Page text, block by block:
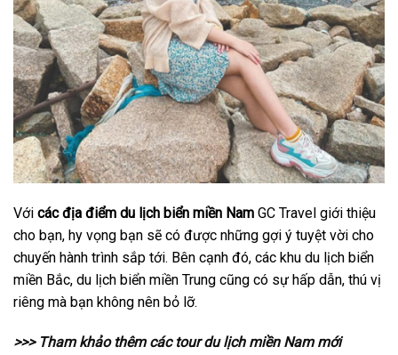
Với các địa điểm du lịch biển miền Nam GC Travel giới thiệu
cho bạn, hy vọng bạn sẽ có được những gợi ý tuyệt vời cho
chuyến hành trình sắp tới. Bên cạnh đó, các khu du lịch biển
miền Bắc, du lịch biển miền Trung cũng có sự hấp dẫn, thú vị
riêng mà bạn không nên bỏ lỡ.
>>> Tham khảo thêm các tour du lịch miền Nam mới